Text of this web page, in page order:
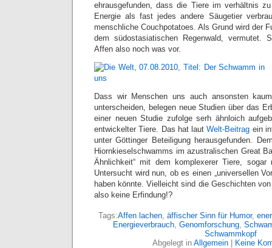
ehrausgefunden, dass die Tiere im verhältnis
Energie als fast jedes andere Säugetier
menschliche Couchpotatoes. Als Grund wird der
dem südostasiatischen Regenwald, vermutet.
Affen also noch was vor.
Dass wir Menschen uns auch ansonsten
unterscheiden, belegen neue Studien über das
einer neuen Studie zufolge serh ähnloich
entwickelter Tiere. Das hat lautWelt-Beitrag ein
unter Göttinger Beteiligung herausgefunden.
Hiornkieselschwamms im azustralischen Great
Ähnlichkeit“ mit dem komplexerer Tiere,
Untersucht wird nun, ob es einen „universellen
haben könnte. Vielleicht sind die Geschichten
also keine Erfindung!?
Tags:Affen lachen, äffischer Sinn für Humor,
Energieverbrauch, Genomforschung,
Schwammkopf
Abgelegt in Allgemein Keine